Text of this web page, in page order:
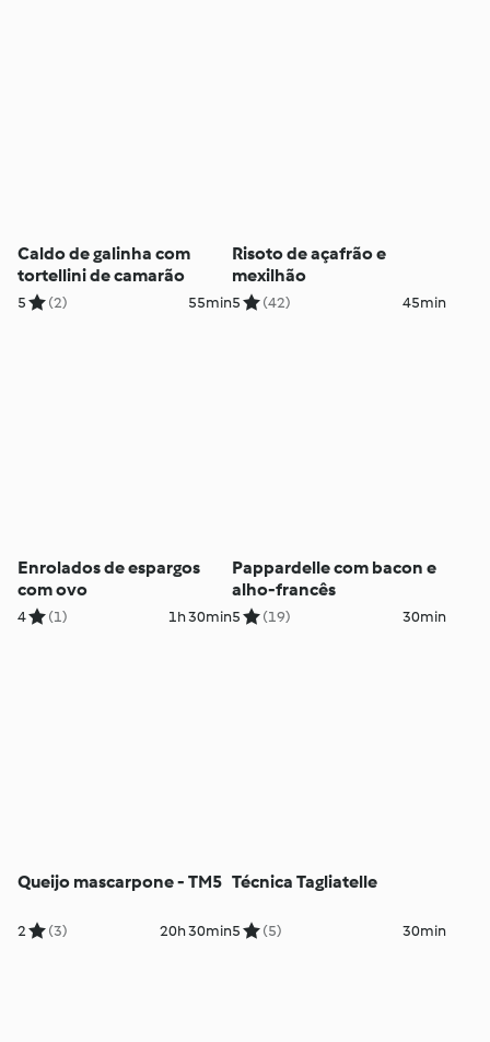
Caldo de galinha com
tortellini de camarão
5 (2) 55min
Risoto de açafrão e
mexilhão
5 (42) 45min
Enrolados de espargos
com ovo
4 (1) 1h 30min
Pappardelle com bacon e
alho-francês
5 (19) 30min
Queijo mascarpone - TM5
2 (3) 20h 30min
Técnica Tagliatelle
5 (5) 30min